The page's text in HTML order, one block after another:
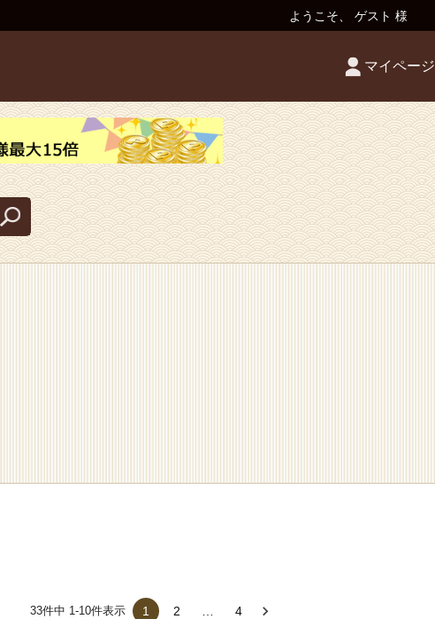
ようこそ、 ゲスト 様
マイページ
33件中 1 -10件表示 1 2 4